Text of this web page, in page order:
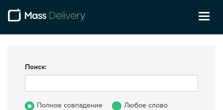
Поиск:
Полное совпадение Любое слово